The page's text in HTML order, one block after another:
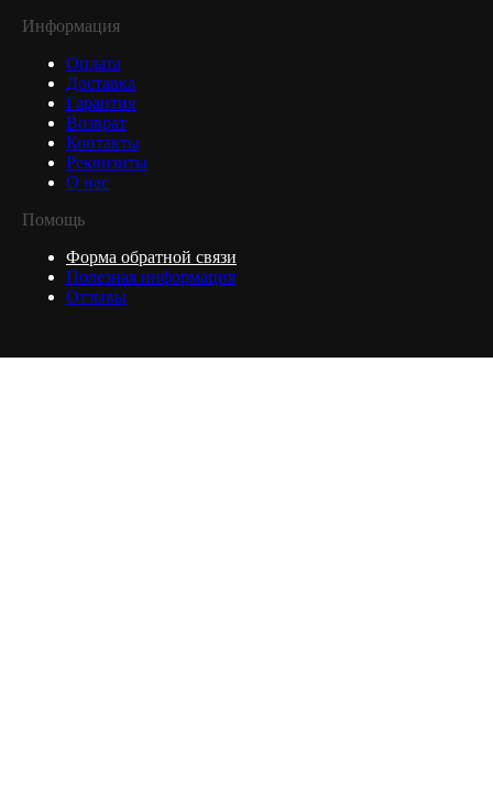
Информация
Оплата
Доставка
Гарантия
Возврат
Контакты
Реквизиты
О нас
Помощь
Форма обратной связи
Полезная информация
Отзывы